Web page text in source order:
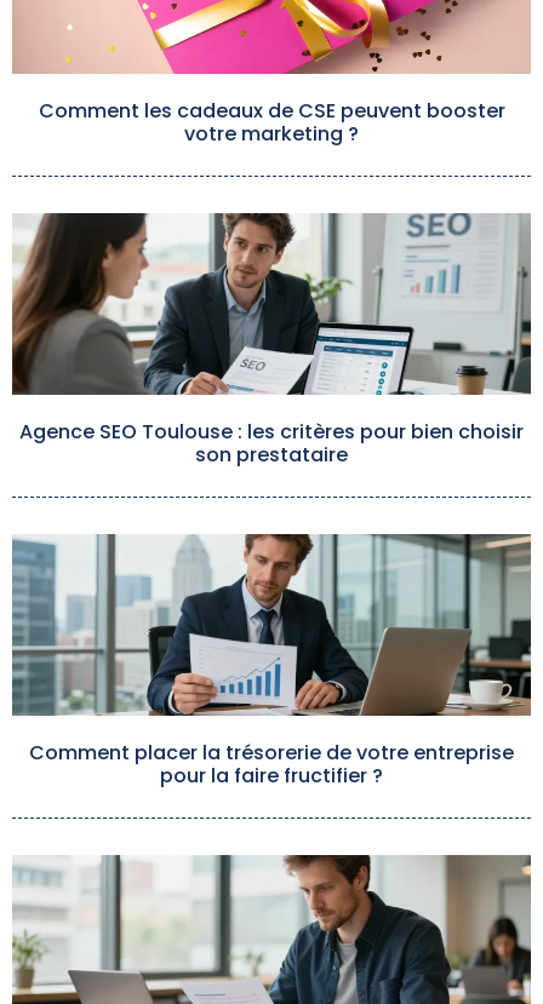
Comment les cadeaux de CSE peuvent booster
votre marketing ?
Agence SEO Toulouse : les critères pour bien choisir
son prestataire
Comment placer la trésorerie de votre entreprise
pour la faire fructifier ?